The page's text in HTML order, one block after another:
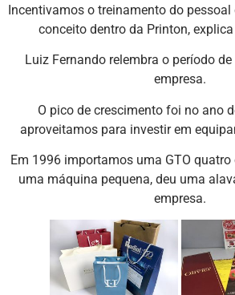
Incentivamos o treinamento do
conceito dentro da Printon,
Luiz Fernando relembra o período
empresa.
O pico de crescimento foi no ano
aproveitamos para investir em
Em 1996 importamos uma GTO quatro
uma máquina pequena, deu uma
empresa.